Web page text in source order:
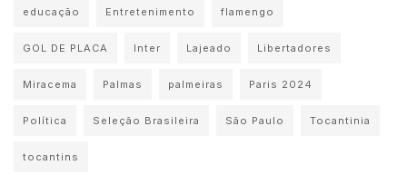
educação Entretenimento flamengo
GOL DE PLACA Inter Lajeado Libertadores
Miracema Palmas palmeiras Paris 2024
Política Seleção Brasileira São Paulo Tocantinia
tocantins